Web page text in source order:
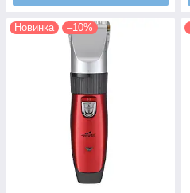
Новинка –10%